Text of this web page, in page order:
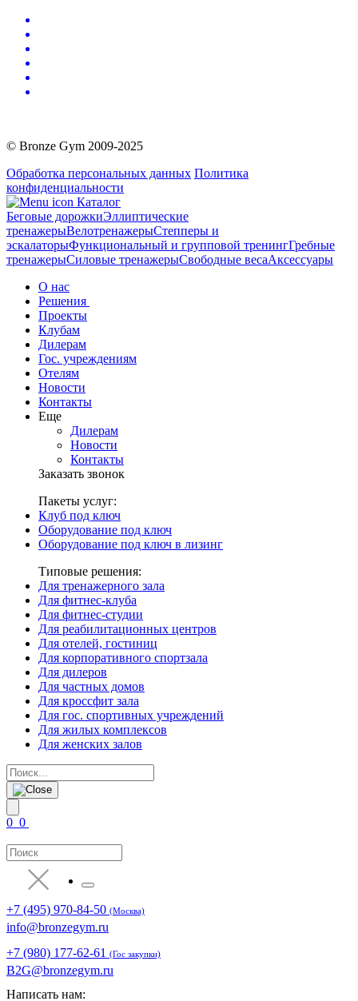
© Bronze Gym 2009-2025
Обработка персональных данных Политика
конфиденциальности
Каталог
Беговые дорожкиЭллиптические
тренажерыВелотренажерыСтепперы и
эскалаторыФункциональный и групповой тренингГребные
тренажерыСиловые тренажерыСвободные весаАксессуары
О нас
Решения
Проекты
Клубам
Дилерам
Гос. учреждениям
Отелям
Новости
Контакты
Еще
Дилерам
Новости
Контакты
Заказать звонок
Пакеты услуг:
Клуб под ключ
Оборудование под ключ
Оборудование под ключ в лизинг
Типовые решения:
Для тренажерного зала
Для фитнес-клуба
Для фитнес-студии
Для реабилитационных центров
Для отелей, гостиниц
Для корпоративного спортзала
Для дилеров
Для частных домов
Для кроссфит зала
Для гос. спортивных учреждений
Для жилых комплексов
Для женских залов
0 0
+7 (495) 970-84-50 (Москва)
info@bronzegym.ru
+7 (980) 177-62-61 (Гос закупки)
B2G@bronzegym.ru
Написать нам: